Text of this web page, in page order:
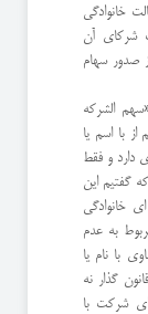
خانوادگی
شرکای آن
صدور سهام
«سهم الشرکه
با اسم یا
دارد و فقط
گفتیم این
خانوادگی
به عدم
با نام یا
گذار نه
شرکت با